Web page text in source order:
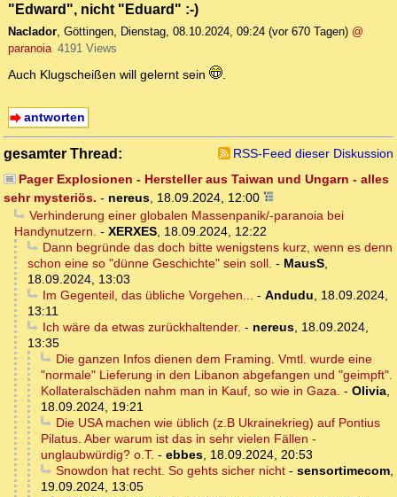
"Edward", nicht "Eduard" :-)
Naclador, Göttingen, Dienstag, 08.10.2024, 09:24 (vor 670 Tagen) @
paranoia 4191 Views
Auch Klugscheißen will gelernt sein .
antworten
gesamter Thread:
RSS-Feed dieser Diskussion
Pager Explosionen - Hersteller aus Taiwan und Ungarn - alles
sehr mysteriös. - nereus, 18.09.2024, 12:00
Verhinderung einer globalen Massenpanik/-paranoia bei
Handynutzern. - XERXES, 18.09.2024, 12:22
Dann begründe das doch bitte wenigstens kurz, wenn es denn
schon eine so "dünne Geschichte" sein soll. - MausS,
18.09.2024, 13:03
Im Gegenteil, das übliche Vorgehen... - Andudu, 18.09.2024,
13:11
Ich wäre da etwas zurückhaltender. - nereus, 18.09.2024,
13:35
Die ganzen Infos dienen dem Framing. Vmtl. wurde eine
"normale" Lieferung in den Libanon abgefangen und "geimpft".
Kollateralschäden nahm man in Kauf, so wie in Gaza. - Olivia,
18.09.2024, 19:21
Die USA machen wie üblich (z.B Ukrainekrieg) auf Pontius
Pilatus. Aber warum ist das in sehr vielen Fällen -
unglaubwürdig? o.T. - ebbes, 18.09.2024, 20:53
Snowdon hat recht. So gehts sicher nicht- sensortimecom,
19.09.2024, 13:05